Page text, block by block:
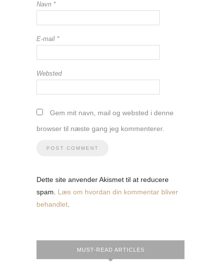
Navn *
E-mail *
Websted
Gem mit navn, mail og websted i denne
browser til næste gang jeg kommenterer.
Dette site anvender Akismet til at reducere
spam. Læs om hvordan din kommentar bliver
behandlet
MUST-READ ARTICLES